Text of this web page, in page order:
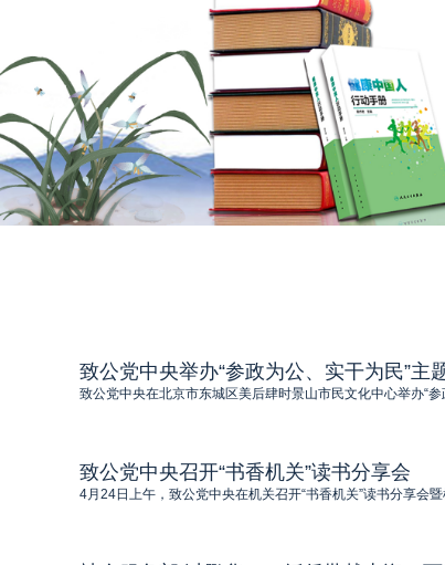
致公党中央举办“参政为公、实干为民”主
致公党中央在北京市东城区美后肆时景山市民文化中心举办“参
致公党中央召开“书香机关”读书分享会
4月24日上午，致公党中央在机关召开“书香机关”读书分享会